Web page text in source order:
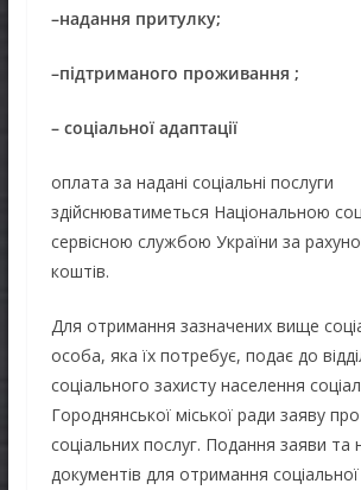
–надання притулку;
–підтриманого проживання ;
– соціальної адаптації
оплата за надані соціальні послуги
здійснюватиметься Національною
сервісною службою України за
коштів.
Для отримання зазначених вище
особа, яка їх потребує, подає до
соціального захисту населення
Городнянської міської ради заяву
соціальних послуг. Подання заяви та
документів для отримання